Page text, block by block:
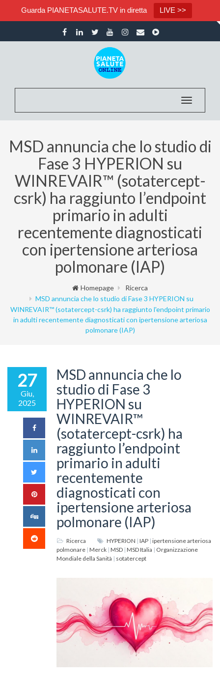
Guarda PIANETASALUTE.TV in diretta LIVE >>
Toggle
MSD annuncia che lo studio di
Fase 3 HYPERION su
WINREVAIR™ (sotatercept-
csrk) ha raggiunto l’endpoint
primario in adulti
recentemente diagnosticati
con ipertensione arteriosa
polmonare (IAP)
Homepage
Ricerca
MSD annuncia che lo studio di Fase 3 HYPERION su
WINREVAIR™ (sotatercept-csrk) ha raggiunto l'endpoint primario
in adulti recentemente diagnosticati con ipertensione arteriosa
polmonare (IAP)
27
Giu,
2025
MSD annuncia che lo
studio di Fase 3
HYPERION su
WINREVAIR™
(sotatercept-csrk) ha
raggiunto l’endpoint
primario in adulti
recentemente
diagnosticati con
ipertensione arteriosa
polmonare (IAP)
Ricerca HYPERION | IAP | ipertensione arteriosa
polmonare | Merck | MSD | MSD Italia | Organizzazione
Mondiale della Sanità | sotatercept